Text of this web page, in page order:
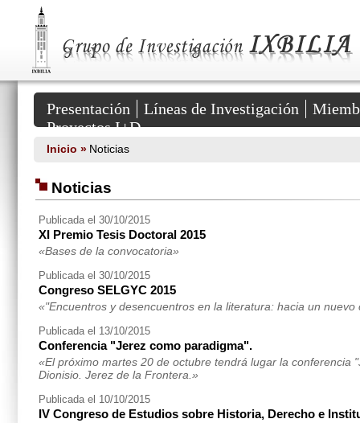
Investigación
Secciones
Presentación Líneas de Investigación
Proyectos I+D
Inicio » Noticias
Noticias
Publicada el 30/10/2015
XI Premio Tesis Doctoral 2015
«Bases de la convocatoria»
Publicada el 30/10/2015
Congreso SELGYC 2015
«"Encuentros y desencuentros en la literatura: hacia un nuevo
Publicada el 13/10/2015
Conferencia "Jerez como paradigma".
«El próximo martes 20 de octubre tendrá lugar la conferencia
Dionisio. Jerez de la Frontera.»
Publicada el 10/10/2015
IV Congreso de Estudios sobre Historia, Derecho e